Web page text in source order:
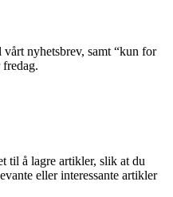
nyhetsbrev, samt “kun for
til å lagre artikler, slik at du
eller interessante artikler